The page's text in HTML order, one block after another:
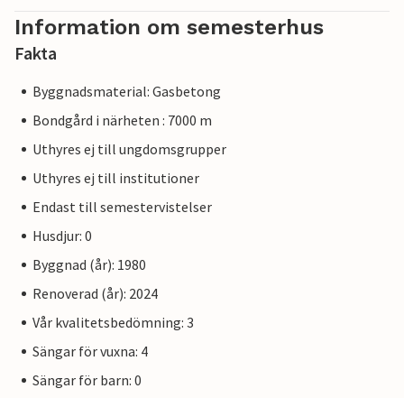
Information om semesterhus
Fakta
Byggnadsmaterial: Gasbetong
Bondgård i närheten : 7000 m
Uthyres ej till ungdomsgrupper
Uthyres ej till institutioner
Endast till semestervistelser
Husdjur: 0
Byggnad (år): 1980
Renoverad (år): 2024
Vår kvalitetsbedömning: 3
Sängar för vuxna: 4
Sängar för barn: 0